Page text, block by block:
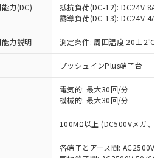
力(DC)
抵抗負荷(DC-12): DC24V 8A/
誘導負荷(DC-13): DC24V 4A/
力説明 測定条件: 周囲温度 20±2℃、
プッシュインPlus端子台
電気的: 最大30回/分
機械的: 最大30回/分
100MΩ以上 (DC500Vメガ、点
各端子とアース間: AC2500V
スは、当社制御機器事業取扱
社在庫状況および標準価格
供させていただくもので
機器事業取扱商品の中には、
スの対象外となる商品もある
了承ください。
および標準価格照会結果は、
いる更新日時点での社内デー
き作成されるものであり、閲
は異なる場合があることをご
EU RoHS指令（10物質）の
況を調査中または確認中の
センス料など無形物で、有
係のない商品です。
により、非含有部品として
有品と判明した場合などや
ることがあります。
質）：
、 水銀(Hg) 1000ppm以下、 カド
1000ppm以下、ポリ臭化ビフェニル
質材料含有率が中国RoHSの
ることを示します。
材料含有率が中国RoHSの
いることを示します。
です。当社販売部門へお問
これら貴社製品のうち、外国
び外国貿易法に定める商品
制貨物等」という）を輸出
外への提供する場合は、日本
輸出許可(または役務取引許
するなどの必要な手続きを